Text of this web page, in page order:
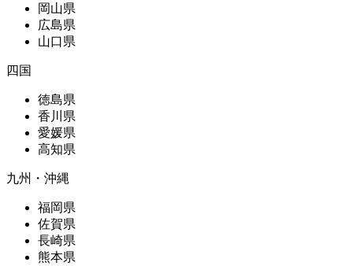
岡山県
広島県
山口県
四国
徳島県
香川県
愛媛県
高知県
九州・沖縄
福岡県
佐賀県
長崎県
熊本県